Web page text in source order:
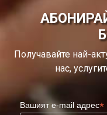
Получавайте най-
нас,
Вашият e-mail адрес*